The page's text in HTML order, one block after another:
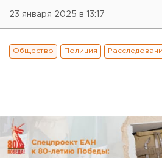
23 января 2025 в 13:17
Общество Полиция